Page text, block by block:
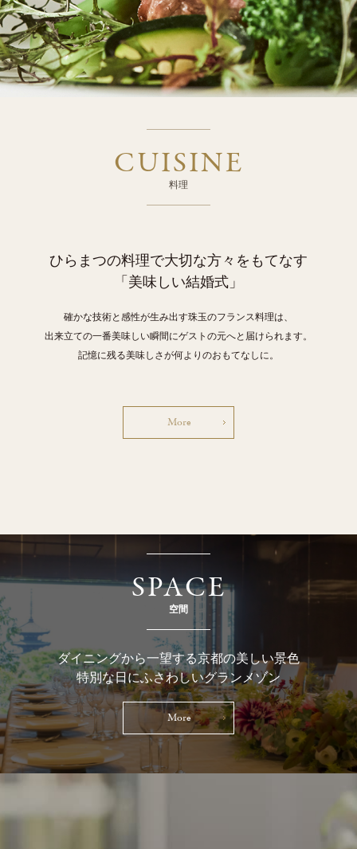
CUISINE
料理
ひらまつの料理で大切な方々をもてなす
「美味しい結婚式」
確かな技術と感性が生み出す珠玉のフランス料理は、
出来立ての一番美味しい瞬間にゲストの元へと届けられます。
記憶に残る美味しさが何よりのおもてなしに。
More
SPACE
空間
ダイニングから一望する京都の美しい景色
特別な日にふさわしいグランメゾン
More